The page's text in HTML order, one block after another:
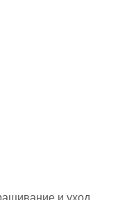
и уход,